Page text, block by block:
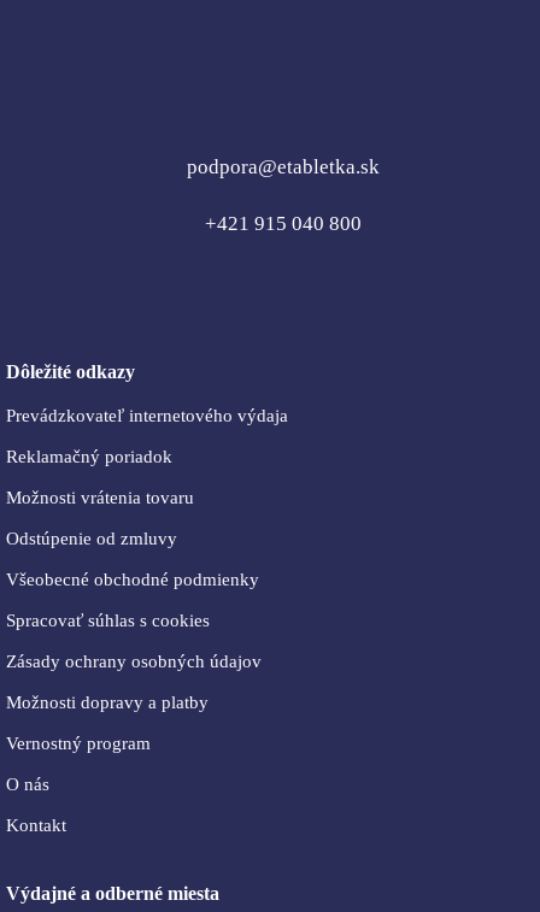
podpora@etabletka.sk
+421 915 040 800
Dôležité odkazy
Prevádzkovateľ internetového výdaja
Reklamačný poriadok
Možnosti vrátenia tovaru
Odstúpenie od zmluvy
Všeobecné obchodné podmienky
Spracovať súhlas s cookies
Zásady ochrany osobných údajov
Možnosti dopravy a platby
Vernostný program
O nás
Kontakt
Výdajné a odberné miesta